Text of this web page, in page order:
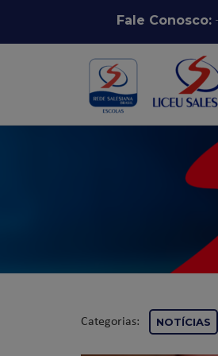
Pular para o conteúdoFale Conosco:
Categorias: NOTÍCIAS